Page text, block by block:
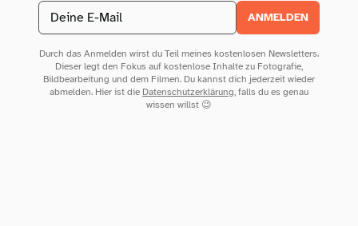
Email address ANMELDEN
Durch das Anmelden wirst du Teil meines kostenlosen Newsletters.
Dieser legt den Fokus auf kostenlose Inhalte zu Fotografie,
Bildbearbeitung und dem Filmen. Du kannst dich jederzeit wieder
abmelden. Hier ist die Datenschutzerklärung, falls du es genau
wissen willst 😉